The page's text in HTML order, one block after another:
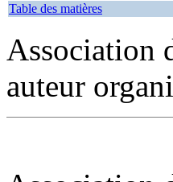
Table des matières
Association
auteur